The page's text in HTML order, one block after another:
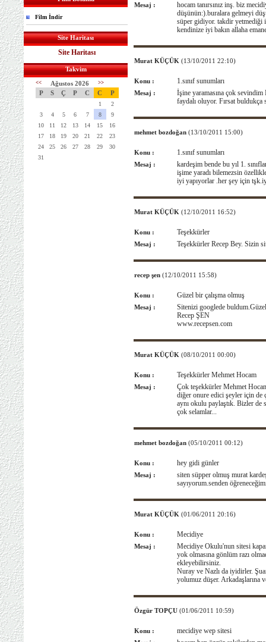
Film İndir
Site Haritası
Site Haritası
Takvim
<< Ağustos 2026 >>
P S Ç P C C P
1
2
3
4 5 6 7 8
9
10
11 12 13 14 15
16
17
18 19 20 21 22
23
24
25 26 27 28 29
30
31
Mesaj :
hocam tanırsınız inş. biz
düşünün:).buralara gelmeyi
süper gidiyor. takdir yetmediği
kendinize iyi bakın allaha
Murat KÜÇÜK (13/10/2011 22:10)
Konu : 1.sınıf sunumları
Mesaj :
İşine yaramasına çok
faydalı oluyor. Fırsat buldukça
mehmet bozdoğan (13/10/2011 15:00)
Konu : 1.sınıf sunumları
Mesaj :
kardeşim bende bu yıl 1.
işime yaradı bilemezsin
iyi yapıyorlar .her şey için
Murat KÜÇÜK (12/10/2011 16:52)
Konu : Teşekkürler
Mesaj : Teşekkürler Recep Bey. Sizin
recep şen (12/10/2011 15:58)
Konu : Güzel bir çalışma olmuş
Mesaj :
Sitenizi googlede
Recep ŞEN
www.recepsen.com
Murat KÜÇÜK (08/10/2011 00:00)
Konu : Teşekkürler Mehmet Hocam
Mesaj :
Çok teşekkürler Mehmet
diğer onure edici şeyler için de
aynı okulu paylaştık. Bizler de
çok selamlar...
mehmet bozdoğan (05/10/2011 00:12)
Konu : hey gidi günler
Mesaj :
siten süpper olmuş murat
sayıyorum.senden
Murat KÜÇÜK (01/06/2011 20:16)
Konu : Mecidiye
Mesaj :
Mecidiye Okulu'nun sitesi
yok olmasına gönlüm razı
ekleyebilirsiniz.
Nuray ve Nazlı da iyidirler.
yolumuz düşer. Arkadaşlarına
Özgür TOPÇU (01/06/2011 10:59)
Konu : mecidiye wep sitesi